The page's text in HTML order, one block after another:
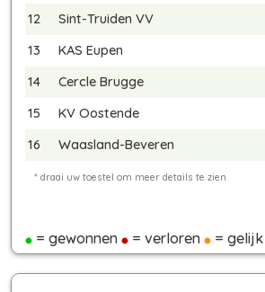
12
Sint-Truiden VV
13
KAS Eupen
14
Cercle Brugge
15
KV Oostende
16
Waasland-Beveren
= gewonnen = verloren = gelijk